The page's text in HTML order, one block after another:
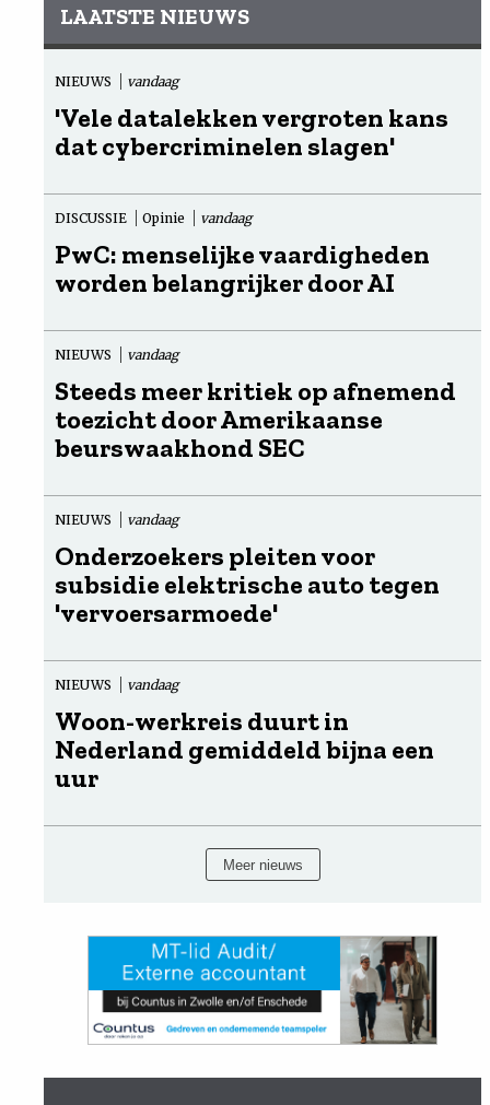
LAATSTE NIEUWS
NIEUWS vandaag
'Vele datalekken vergroten kans
dat cybercriminelen slagen'
DISCUSSIE Opinie vandaag
PwC: menselijke vaardigheden
worden belangrijker door AI
NIEUWS vandaag
Steeds meer kritiek op afnemend
toezicht door Amerikaanse
beurswaakhond SEC
NIEUWS vandaag
Onderzoekers pleiten voor
subsidie elektrische auto tegen
'vervoersarmoede'
NIEUWS vandaag
Woon-werkreis duurt in
Nederland gemiddeld bijna een
uur
Meer nieuws